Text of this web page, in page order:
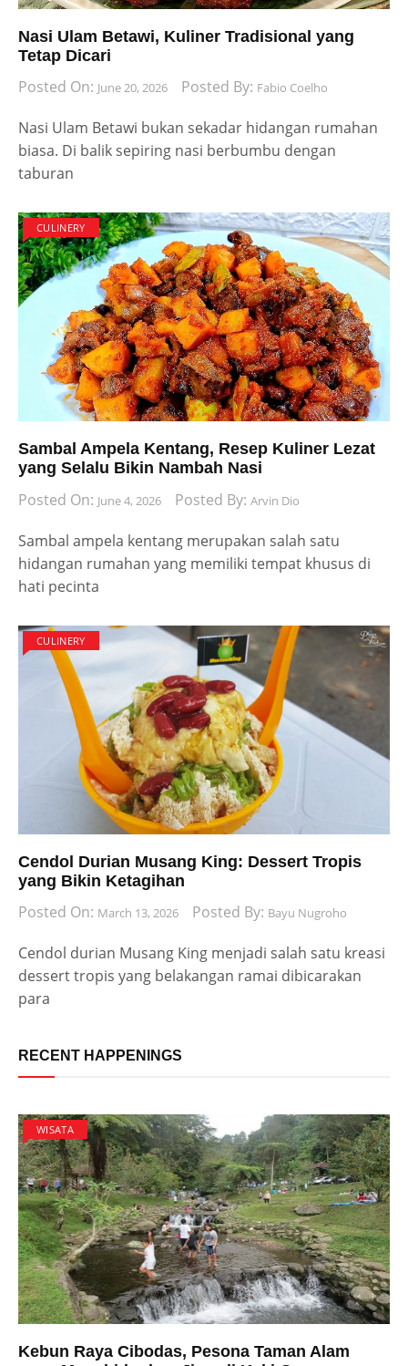
Nasi Ulam Betawi, Kuliner Tradisional yang
Tetap Dicari
Posted On: June 20, 2026 Posted By: Fabio Coelho
Nasi Ulam Betawi bukan sekadar hidangan rumahan
biasa. Di balik sepiring nasi berbumbu dengan
taburan
CULINERY
Sambal Ampela Kentang, Resep Kuliner Lezat
yang Selalu Bikin Nambah Nasi
Posted On: June 4, 2026 Posted By: Arvin Dio
Sambal ampela kentang merupakan salah satu
hidangan rumahan yang memiliki tempat khusus di
hati pecinta
CULINERY
Cendol Durian Musang King: Dessert Tropis
yang Bikin Ketagihan
Posted On: March 13, 2026 Posted By: Bayu Nugroho
Cendol durian Musang King menjadi salah satu kreasi
dessert tropis yang belakangan ramai dibicarakan
para
RECENT HAPPENINGS
WISATA
Kebun Raya Cibodas, Pesona Taman Alam